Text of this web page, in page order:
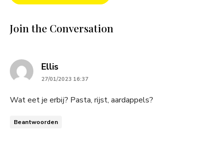
Join the Conversation
Ellissays:
27/01/2023 16:37
Wat eet je erbij? Pasta, rijst, aardappels?
Beantwoorden